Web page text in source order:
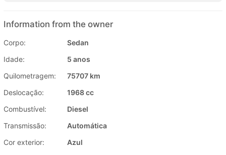
Information from the owner
Corpo:
Sedan
Idade:
5 anos
Quilometragem:
75707 km
Deslocação:
1968 cc
Combustível:
Diesel
Transmissão:
Automática
Cor exterior:
Azul